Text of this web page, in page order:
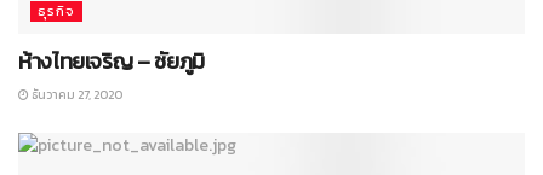
ธุรกิจ
ห้างไทยเจริญ – ชัยภูมิ
ธันวาคม 27, 2020